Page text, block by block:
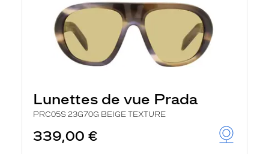
Lunettes de vue Prada
PRC05S 23G70G BEIGE TEXTURE
339,00 €